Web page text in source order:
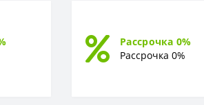
Рассрочка 0%
Рассрочка 0%